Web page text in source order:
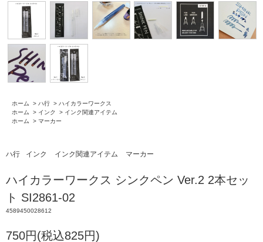
ホーム > ハ行 > ハイカラーワークス
ホーム
> インク > インク関連アイテム
ホーム
> マーカー
ハ行 インク インク関連アイテム マーカー
ハイカラーワークス シンクペン Ver.2 2本セッ
ト SI2861-02
4589450028612
750円(税込825円)